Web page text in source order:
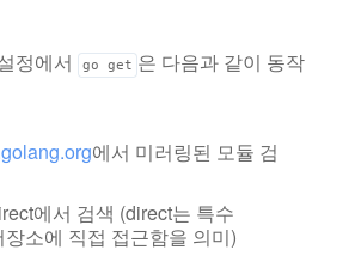
정에서 go get 은 다음과 같이 동작
에서 미러링된 모듈 검
에서 검색 (direct는 특수
장소에 직접 접근함을 의미)